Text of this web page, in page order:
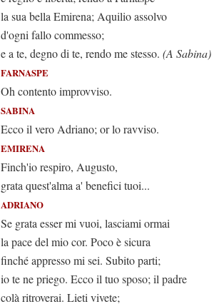
la sua bella Emirena; Aquilio assolvo
d'ogni fallo commesso;
e a te, degno di te, rendo me stesso. (A Sabina)
FARNASPE
Oh contento improvviso.
SABINA
Ecco il vero Adriano; or lo ravviso.
EMIRENA
Finch'io respiro, Augusto,
grata quest'alma a' benefici tuoi...
ADRIANO
Se grata esser mi vuoi, lasciami ormai
la pace del mio cor. Poco è sicura
finché appresso mi sei. Subito parti;
io te ne priego. Ecco il tuo sposo; il padre
colà ritroverai. Lieti vivete;